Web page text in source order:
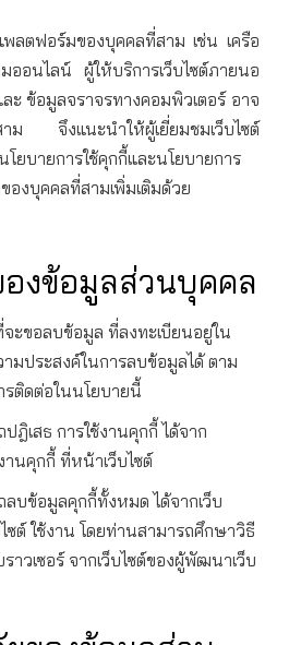
ลตฟอร์มของบุคคลที่สาม เช่น เครือ
อนไลน์ ผู้ให้บริการเว็บไซต์ภายนอ
ะ ข้อมูลจราจรทางคอมพิวเตอร์ อาจ
าม จึงแนะนำให้ผู้เยี่ยมชมเว็บไซต์
โยบายการใช้คุกกี้และนโยบายการ
งบุคคลที่สามเพิ่มเติมด้วย
องข้อมูลส่วนบุคคล
จะขอลบข้อมูล ที่ลงทะเบียนอยู่ใน
มประสงค์ในการลบข้อมูลได้ ตาม
ติดต่อในนโยบายนี้
ฎิเสธ การใช้งานคุกกี้ ได้จาก
านคุกกี้ ที่หน้าเว็บไซต์
ลบข้อมูลคุกกี้ทั้งหมด ได้จากเว็บ
ซต์ ใช้งาน โดยท่านสามารถศึกษาวิธี
าวเซอร์ จากเว็บไซต์ของผู้พัฒนาเว็บ